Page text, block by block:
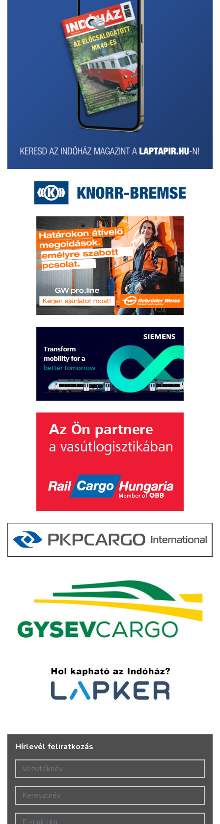
Hírlevél feliratkozás
Vezetéknév
Keresztnév
E-mail cím